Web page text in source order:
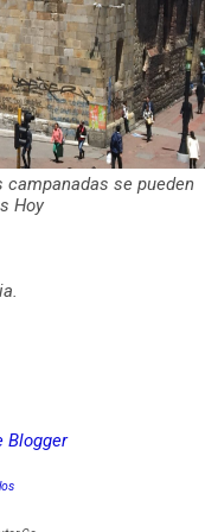
campanadas se pueden
Hoy
Blogger